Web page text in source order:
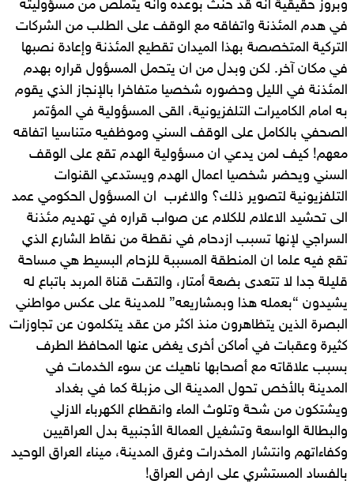
وبروز حقيقية انه قد حنث بوعده وانه يتملص من مسؤوليته
في هدم المئذنة واتفاقه مع الوقف على الطلب من الشركات
التركية المتخصصة بهذا الميدان تقطيع المئذنة وإعادة نصبها
في مكان آخر. لكن وبدل من ان يتحمل المسؤول قراره بهدم
المئذنة في الليل وحضوره شخصيا متفاخرا بالإنجاز الذي يقوم
به امام الكاميرات التلفزيونية، القى المسؤولية في المؤتمر
الصحفي بالكامل على الوقف السني وموظفيه متناسيا اتفاقه
معهم! كيف لمن يدعي ان مسؤولية الهدم تقع على الوقف
السني ويحضر شخصيا اعمال الهدم ويستدعي القنوات
التلفزيونية لتصوير ذلك؟ والاغرب ان المسؤول الحكومي عمد
الى تحشيد الاعلام للكلام عن صواب قراره في تهديم مئذنة
السراجي لإنها تسبب ازدحام في نقطة من نقاط الشارع الذي
تقع فيه علما ان المنطقة المسببة للزحام البسيط هي مساحة
قليلة جدا لا تتعدى بضعة أمتار، والتقت قناة المربد باتباع له
يشيدون “بعمله هذا وبمشاريعه” للمدينة على عكس مواطني
البصرة الذين يتظاهرون منذ اكثر من عقد يتكلمون عن تجاوزات
كثيرة وعقبات في أماكن أخرى يغض عنها المحافظ الطرف
بسبب علاقاته مع أصحابها ناهيك عن سوء الخدمات في
المدينة بالأخص تحول المدينة الى مزبلة كما في بغداد
ويشتكون من شحة وتلوث الماء وانقطاع الكهرباء الازلي
والبطالة الواسعة وتشغيل العمالة الأجنبية بدل العراقيين
وكفاءاتهم وانتشار المخدرات وغرق المدينة، ميناء العراق الوحيد
بالفساد المستشري على ارض العراق!